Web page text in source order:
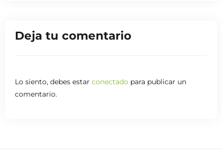
líder de la clasificación, volvió a demostrar su solidez y
terminar llevándose una victoria de mucho mérito
ante un rival que exigió al máximo de principio a fin.
Deja tu comentario
Lo siento, debes estar conectado para publicar un
comentario.